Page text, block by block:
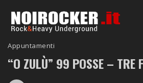
Appuntamenti
“O ZULÙ” 99 POSSE – TRE